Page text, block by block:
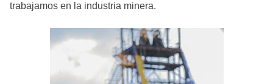
trabajamos en la industria minera.